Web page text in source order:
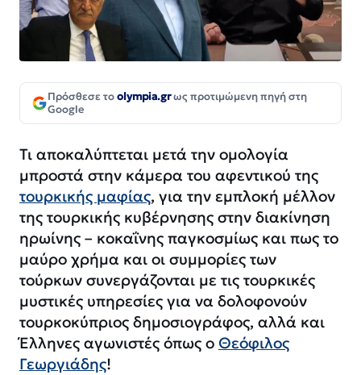
Πρόσθεσε τοolympia.grως προτιμώμενη πηγή στη
Google
Τι αποκαλύπτεται μετά την ομολογία
μπροστά στην κάμερα του αφεντικού της
τουρκικής μαφίας, για την εμπλοκή μέλλον
της τουρκικής κυβέρνησης στην διακίνηση
ηρωίνης – κοκαΐνης παγκοσμίως και πως το
μαύρο χρήμα και οι συμμορίες των
τούρκων συνεργάζονται με τις τουρκικές
μυστικές υπηρεσίες για να δολοφονούν
τουρκοκύπριος δημοσιογράφος, αλλά και
Έλληνες αγωνιστές όπως ο Θεόφιλος
Γεωργιάδης!